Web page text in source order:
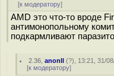
[к модератору]
AMD это что-то вроде
антимонопольному
подкармливают
2.36 ,anonII (?), 13:21, 31/
[к модератору]